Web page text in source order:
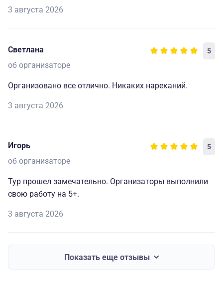
3 августа 2026
Светлана 5
об организаторе
Организовано все отлично. Никаких нареканий.
3 августа 2026
Игорь 5
об организаторе
Тур прошел замечательно. Организаторы выполнили
свою работу на 5+.
3 августа 2026
Показать еще отзывы